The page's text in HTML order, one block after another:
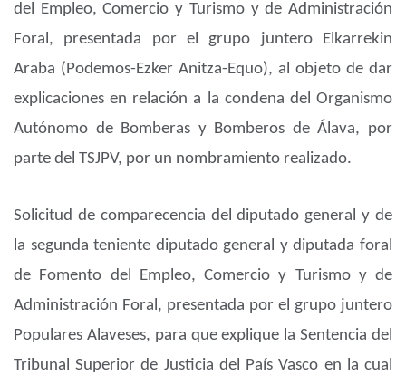
del Empleo, Comercio y Turismo y de Administración
Foral, presentada por el grupo juntero Elkarrekin
Araba (Podemos-Ezker Anitza-Equo), al objeto de dar
explicaciones en relación a la condena del Organismo
Autónomo de Bomberas y Bomberos de Álava, por
parte del TSJPV, por un nombramiento realizado.
Solicitud de comparecencia del diputado general y de
la segunda teniente diputado general y diputada foral
de Fomento del Empleo, Comercio y Turismo y de
Administración Foral, presentada por el grupo juntero
Populares Alaveses, para que explique la Sentencia del
Tribunal Superior de Justicia del País Vasco en la cual